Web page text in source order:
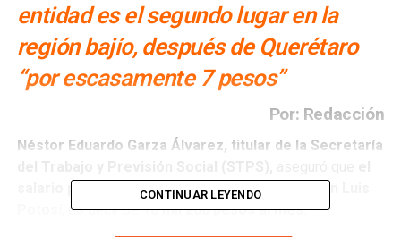
entidad es el segundo lugar en la
región bajío, después de Querétaro
“por escasamente 7 pesos”
Por: Redacción
Néstor Eduardo Garza Álvarez, titular de la Secretaría
salario promedio diario es de 540 pesos en San Luis
í, es decir de 16 mil 200 pesos al mes.
CONTINUAR LEYENDO